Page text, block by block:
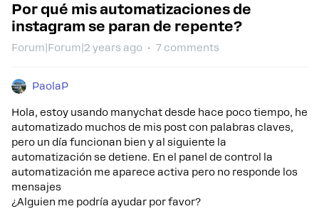
Por qué mis automatizaciones de
instagram se paran de repente?
Forum|Forum|2 years ago 7 comments
PaolaP
Hola, estoy usando manychat desde hace poco tiempo, he
automatizado muchos de mis post con palabras claves,
pero un día funcionan bien y al siguiente la
automatización se detiene. En el panel de control la
automatización me aparece activa pero no responde los
mensajes
¿Alguien me podría ayudar por favor?